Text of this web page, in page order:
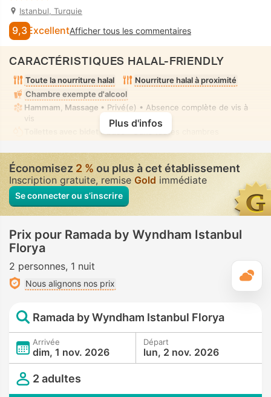
Istanbul, Turquie
9,3 ExcellentAfficher tous les commentaires
CARACTÉRISTIQUES HALAL-FRIENDLY
Toute la nourriture halal
Nourriture halal à proximité
Chambre exempte d'alcool
Hammam, Massage • Privé(e) • Absence complète de vis à
vis
Toilettes avec bidet à buse
• Dans toutes chambres
Plus d'infos
Économisez2 %ou plus à cet établissement
Inscription gratuite, remise Gold immédiate
Se connecter ou s’inscrire
Prix pour Ramada by Wyndham Istanbul
Florya
2 personnes 1 nuit
Nous alignons nos prix
Ramada by Wyndham Istanbul Florya
Arrivée
dim, 1 nov. 2026
Départ
lun, 2 nov. 2026
2 adultes